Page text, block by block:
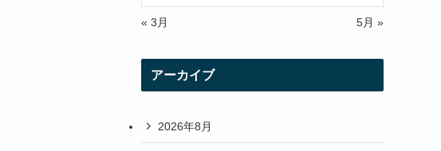
« 3月 5月 »
アーカイブ
2026年8月